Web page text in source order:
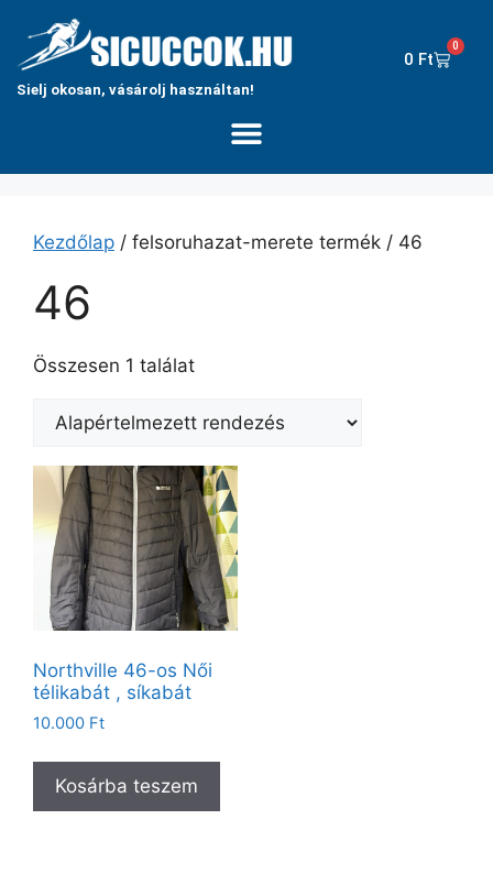
Sielj okosan, vásárolj használtan!
0 Ft
0
Kezdőlap / felsoruhazat-merete termék / 46
46
Összesen 1 találat
Northville 46-os Női
télikabát , síkabát
10.000 Ft
Kosárba teszem